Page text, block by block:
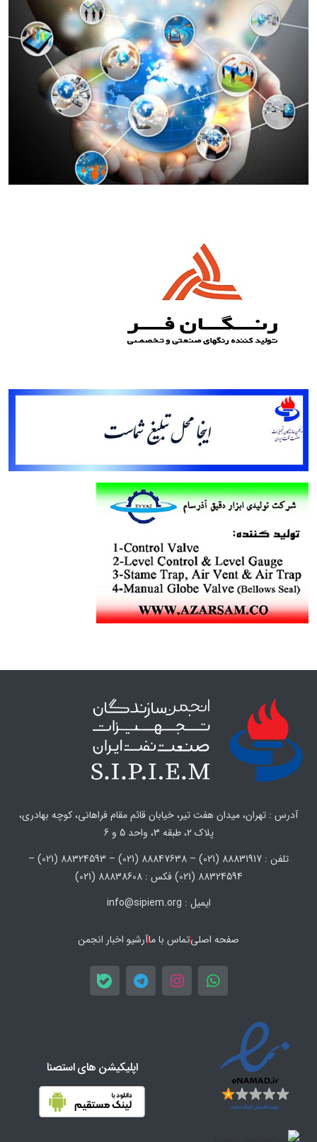
آدرس : تهران، میدان هفت تیر، خیابان قائم مقام فراهانی، کوچه بهادری،
پلاک 2، طبقه 3، واحد 5 و 6
تلفن : 88831917 (021) – 88847638 (021) – 88324593 (021) –
88324594 (021) فکس : 88838608 (021)
ایمیل : info@sipiem.org
صفحه اصلیتماس با ماآرشیو اخبار انجمن
اپلیکیشن های استصنا